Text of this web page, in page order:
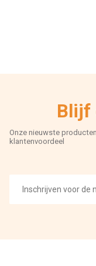
Blijf
Onze nieuwste
klantenvoordeel
mailadres